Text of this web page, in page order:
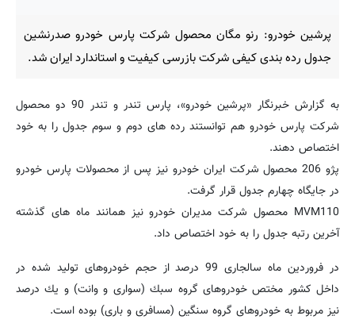
پرشین خودرو: رنو مگان محصول شرکت پارس خودرو صدرنشین
جدول رده بندی کیفی شرکت بازرسی كیفیت و استاندارد ایران شد.
به گزارش خبرنگار «پرشین خودرو»، پارس تندر و تندر 90 دو محصول
شرکت پارس خودرو هم توانستند رده های دوم و سوم جدول را به خود
اختصاص دهند.
پژو 206 محصول شرکت ایران خودرو نیز پس از محصولات پارس خودرو
در جایگاه چهارم جدول قرار گرفت.
MVM110 محصول شرکت مدیران خودرو نیز همانند ماه های گذشته
آخرین رتبه جدول را به خود اختصاص داد.
در فروردین ماه سالجاری 99 درصد از حجم خودروهای تولید شده در
داخل كشور مختص خودروهای گروه سبك (سواری و وانت) و یك درصد
نیز مربوط به خودروهای گروه سنگین (مسافری و باری) بوده است.